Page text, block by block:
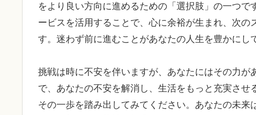
をより良い方向に進めるための「選択肢」の一つ
ービスを活用することで、心に余裕が生まれ、次
す。迷わず前に進むことがあなたの人生を豊かにし
挑戦は時に不安を伴いますが、あなたにはその力が
で、あなたの不安を解消し、生活をもっと充実さ
その一歩を踏み出してみてください。あなたの未